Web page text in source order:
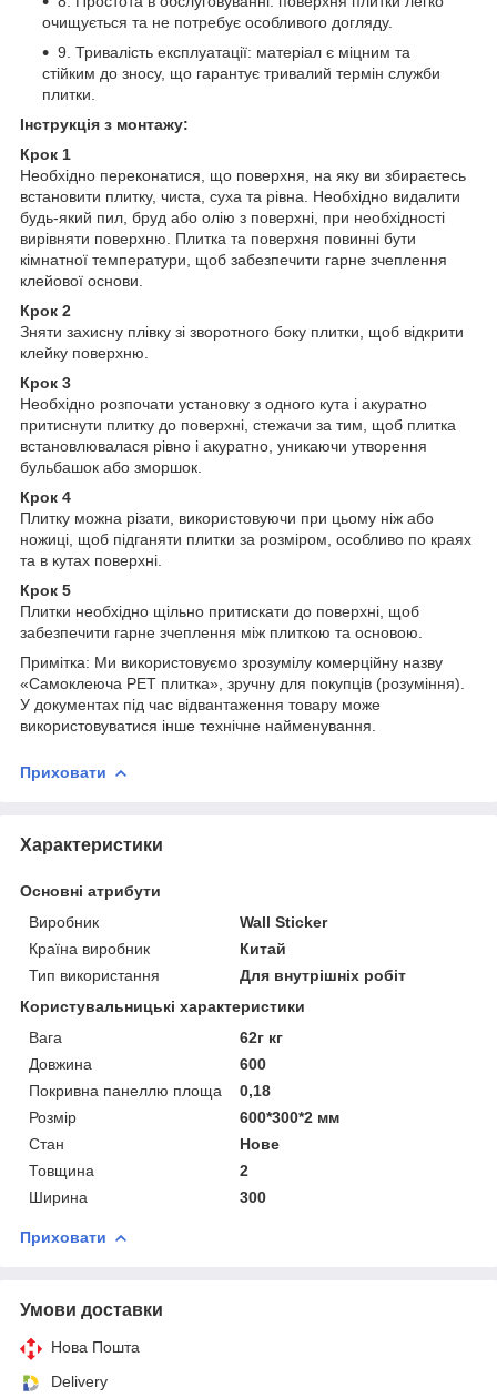
очищується та не потребує особливого догляду.
9. Тривалість експлуатації: матеріал є міцним та
стійким до зносу, що гарантує тривалий термін служби
плитки.
Інструкція з монтажу:
Крок 1
Необхідно переконатися, що поверхня, на яку ви збираєтесь
встановити плитку, чиста, суха та рівна. Необхідно видалити
будь-який пил, бруд або олію з поверхні, при необхідності
вирівняти поверхню. Плитка та поверхня повинні бути
кімнатної температури, щоб забезпечити гарне зчеплення
клейової основи.
Крок 2
Зняти захисну плівку зі зворотного боку плитки, щоб відкрити
клейку поверхню.
Крок 3
Необхідно розпочати установку з одного кута і акуратно
притиснути плитку до поверхні, стежачи за тим, щоб плитка
встановлювалася рівно і акуратно, уникаючи утворення
бульбашок або зморшок.
Крок 4
Плитку можна різати, використовуючи при цьому ніж або
ножиці, щоб підганяти плитки за розміром, особливо по краях
та в кутах поверхні.
Крок 5
Плитки необхідно щільно притискати до поверхні, щоб
забезпечити гарне зчеплення між плиткою та основою.
Примітка: Ми використовуємо зрозумілу комерційну назву
«Самоклеюча PET плитка», зручну для покупців (розуміння).
У документах під час відвантаження товару може
використовуватися інше технічне найменування.
Приховати
Характеристики
Основні атрибути
Виробник
Wall Sticker
Країна виробник
Китай
Тип використання
Для внутрішніх робіт
Користувальницькі характеристики
Вага
62г кг
Довжина
600
Покривна панеллю площа
0,18
Розмір
600*300*2 мм
Стан
Нове
Товщина
2
Ширина
300
Приховати
Умови доставки
Нова Пошта
Delivery